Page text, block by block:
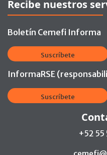
Recibe nuestros
Boletín Cemefi Informa
Suscríbete
InformaRSE
Suscríbete
+52